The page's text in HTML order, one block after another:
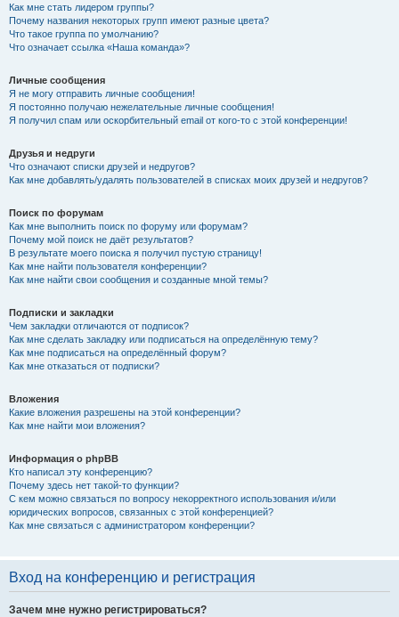
Как мне стать лидером группы?
Почему названия некоторых групп имеют разные цвета?
Что такое группа по умолчанию?
Что означает ссылка «Наша команда»?
Личные сообщения
Я не могу отправить личные сообщения!
Я постоянно получаю нежелательные личные сообщения!
Я получил спам или оскорбительный email от кого-то с этой конференции!
Друзья и недруги
Что означают списки друзей и недругов?
Как мне добавлять/удалять пользователей в списках моих друзей и недругов?
Поиск по форумам
Как мне выполнить поиск по форуму или форумам?
Почему мой поиск не даёт результатов?
В результате моего поиска я получил пустую страницу!
Как мне найти пользователя конференции?
Как мне найти свои сообщения и созданные мной темы?
Подписки и закладки
Чем закладки отличаются от подписок?
Как мне сделать закладку или подписаться на определённую тему?
Как мне подписаться на определённый форум?
Как мне отказаться от подписки?
Вложения
Какие вложения разрешены на этой конференции?
Как мне найти мои вложения?
Информация о phpBB
Кто написал эту конференцию?
Почему здесь нет такой-то функции?
С кем можно связаться по вопросу некорректного использования и/или
юридических вопросов, связанных с этой конференцией?
Как мне связаться с администратором конференции?
Вход на конференцию и регистрация
Зачем мне нужно регистрироваться?